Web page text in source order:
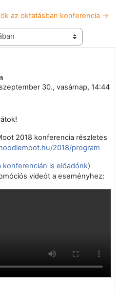
az oktatásban konferencia →
30., vasárnap, 14:44
2018 konferencia részletes
2018/program
konferencián is előadónk)
videót a eseményhez: